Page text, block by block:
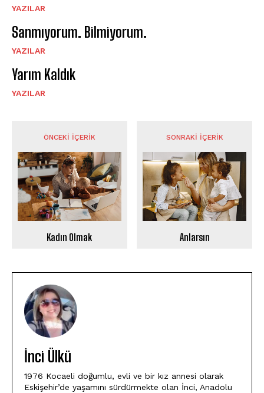
YAZILAR
Sanmıyorum. Bilmiyorum.
YAZILAR
Yarım Kaldık
YAZILAR
ÖNCEKI İÇERIK
Kadın Olmak
SONRAKI İÇERIK
Anlarsın
İnci Ülkü
1976 Kocaeli doğumlu, evli ve bir kız annesi olarak
Eskişehir’de yaşamını sürdürmekte olan İnci, Anadolu